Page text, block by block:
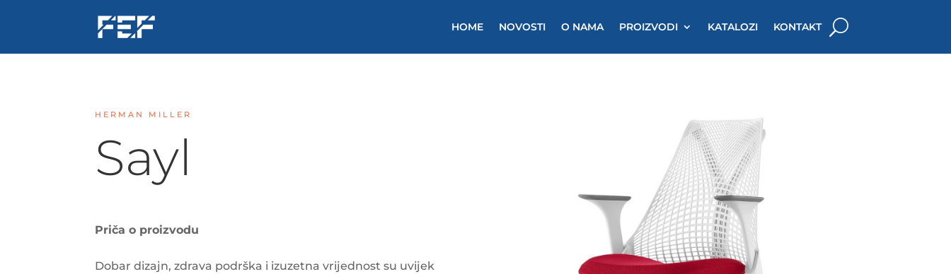
HOME NOVOSTI O NAMA PROIZVODI KATALOZI KONTAKT
HERMAN MILLER
Sayl
Priča o proizvodu
Dobar dizajn, zdrava podrška i izuzetna vrijednost su uvijek